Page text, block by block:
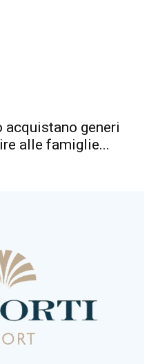
acquistano generi
alle famiglie...